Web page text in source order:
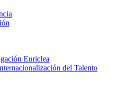
Euriclea
del Talento